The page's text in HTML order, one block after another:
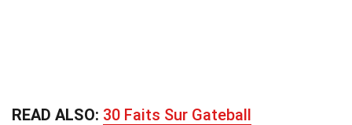
READ ALSO: 30 Faits Sur Gateball